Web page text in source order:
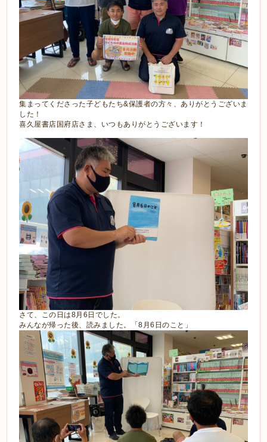
集まってくださった子どもたち&保護者の方々、ありがとうございま
した！
喜久屋書店国府店さま、いつもありがとうございます！
さて、この日は8月6日でした。
みんなが帰った後、読みました。「8月6日のこと」